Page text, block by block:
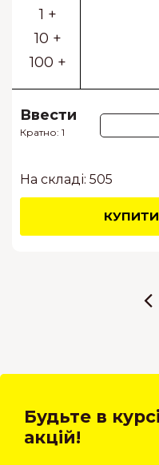
1 +
10 +
100 +
Ввести
Кратно: 1
На складі: 505
КУПИТИ
Будьте в
акцій!